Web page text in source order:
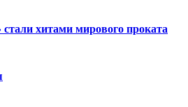
хитами мирового проката